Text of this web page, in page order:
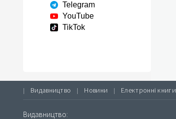
Telegram
YouTube
TikTok
| Видавництво | Новини | Електронні книги
Видавництво: